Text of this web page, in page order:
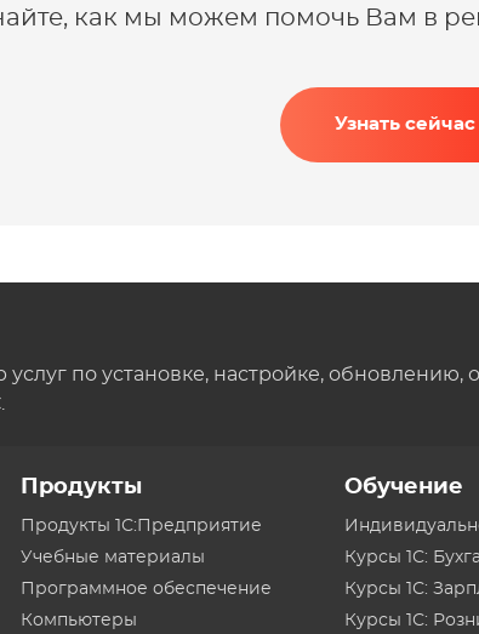
как мы можем помочь Вам в
Узнать сейчас
по установке, настройке, обновлению,
Продукты
Продукты 1С:Предприятие
Учебные материалы
Программное обеспечение
Компьютеры
Обучение
Курсы 1С:
Курсы 1С:
Курсы 1С: